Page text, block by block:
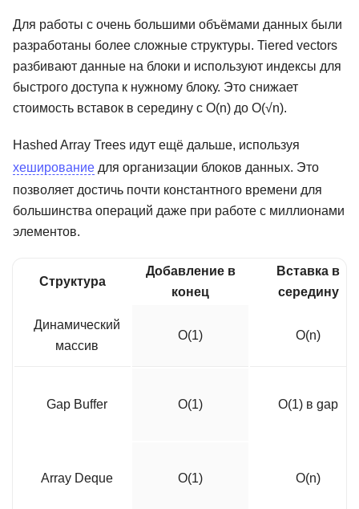
Для работы с очень большими объёмами данных были
разработаны более сложные структуры. Tiered vectors
разбивают данные на блоки и используют индексы для
быстрого доступа к нужному блоку. Это снижает
стоимость вставок в середину с O(n) до O(√n).
Hashed Array Trees идут ещё дальше, используя
хеширование для организации блоков данных. Это
позволяет достичь почти константного времени для
большинства операций даже при работе с миллионами
элементов.
Структура
Добавление в
конец
Вставка в
середину
Динамический
массив
O(1) O(n)
Gap Buffer O(1) O(1) в gap
Array Deque O(1) O(n)